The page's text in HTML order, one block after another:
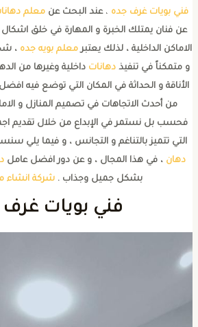
فني بويات غرف جده، عند البحث عنمعلم
عن فنان يمتلك الخبرة و المهارة في خلق اشكال
الداخلية ، لذلك يعتبرمعلم بويه جده،
و متمكناً في تنفيذدهاناتداخلية وغيرها من
الأناقة و الحداثة في المكان التي توضع فيه افضل
من أحدث الاتجاهات في تصميم المنازل و
فحسب بل نستمر في الإبداع من خلال تقديم
التي تتميز بالتناغم و التجانس ، و فيما يلي
دهان، في هذا المجال ، و عن دور افضل عامل
بشكل جميل وجذاب .
شركة انشاء
فني بويات غرف